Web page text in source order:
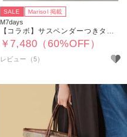
SALE Marisol 掲載
M7days
【コラボ】サスペンダーつきタックパンツ
￥7,480（60%OFF）
レビュー（5）